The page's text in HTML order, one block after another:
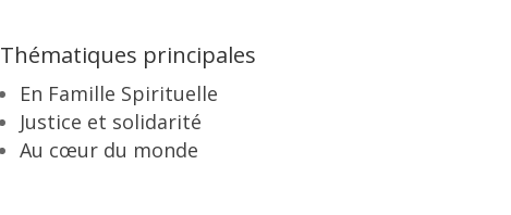
Thématiques principales
En Famille Spirituelle
Justice et solidarité
Au cœur du monde